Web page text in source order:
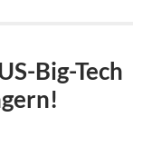
Big-Tech